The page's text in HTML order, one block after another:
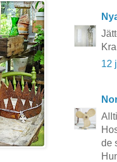
12
de